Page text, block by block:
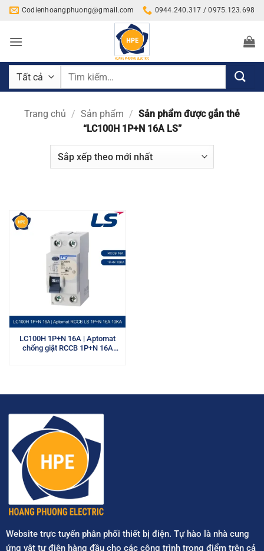
Bỏ
nội
Codienhoangphuong@gmail.com 0944.240.317 / 0975.123.698
Tìm
Trang chủ / Sản phẩm / Sản phẩm được gắn thẻ
“LC100H 1P+N 16A LS”
LC100H 1P+N 16A | Aptomat
chống giật RCCB 1P+N 16A
Website trực tuyến phân phối thiết bị điện. Tự hào là nhà cung
ứng vật tư điện hàng đầu cho các công trình trọng điểm trên cả